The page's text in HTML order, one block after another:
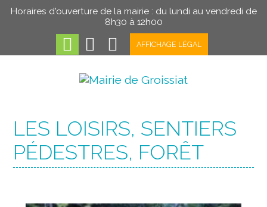
Horaires d'ouverture de la mairie : du lundi au vendredi de
8h30 à 12h00
AFFICHAGE LÉGAL
LES LOISIRS, SENTIERS
PÉDESTRES, FORÊT